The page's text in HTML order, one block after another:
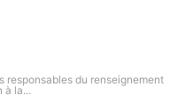
responsables du renseignement
à la...